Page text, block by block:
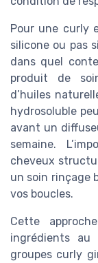
Pour une curly
silicone ou pas
dans quel
produit de
d’huiles
hydrosoluble
avant un
semaine.
cheveux
un soin rinçage
vos boucles.
Cette
ingrédients au
groupes curly